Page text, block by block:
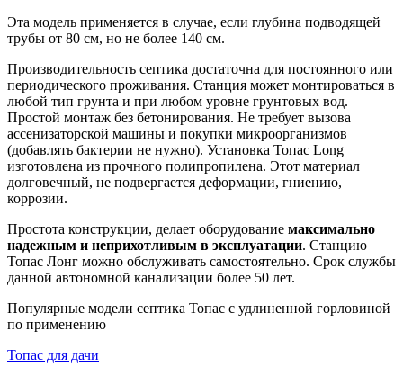
Эта модель применяется в случае, если глубина подводящей
трубы от 80 см, но не более 140 см.
Производительность септика достаточна для постоянного или
периодического проживания. Станция может монтироваться в
любой тип грунта и при любом уровне грунтовых вод.
Простой монтаж без бетонирования. Не требует вызова
ассенизаторской машины и покупки микроорганизмов
(добавлять бактерии не нужно). Установка Топас Long
изготовлена из прочного полипропилена. Этот материал
долговечный, не подвергается деформации, гниению,
коррозии.
Простота конструкции, делает оборудование максимально
надежным и неприхотливым в эксплуатации. Станцию
Топас Лонг можно обслуживать самостоятельно. Срок службы
данной автономной канализации более 50 лет.
Популярные модели септика Топас с удлиненной горловиной
по применению
Топас для дачи